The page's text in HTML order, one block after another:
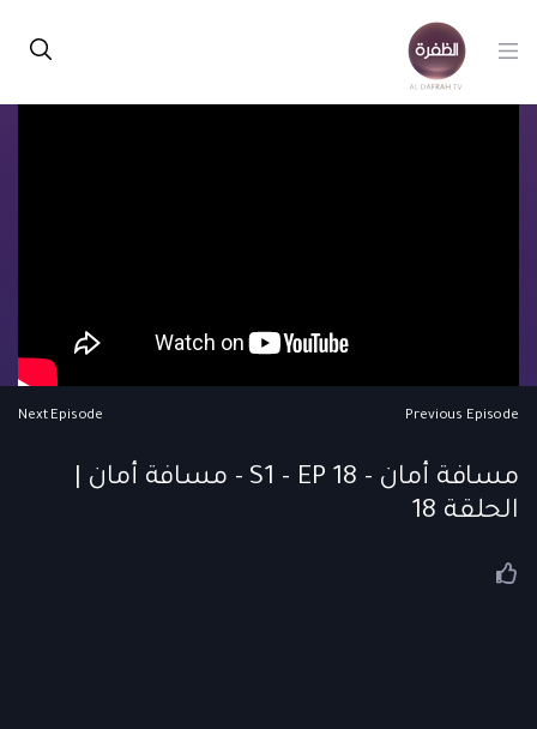
Previous Episode
Next Episode
مسافة أمان - S1 - EP 18 - مسافة أمان |
الحلقة 18